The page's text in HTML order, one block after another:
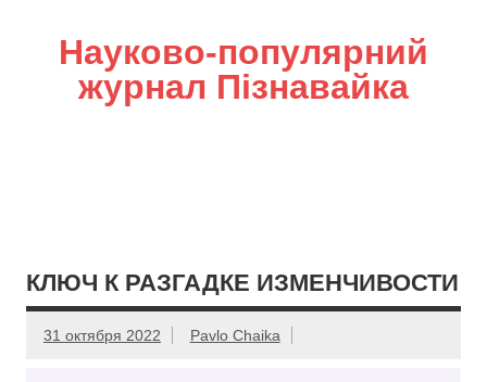
Науково-популярний
журнал Пізнавайка
КЛЮЧ К РАЗГАДКЕ ИЗМЕНЧИВОСТИ
31 октября 2022 Pavlo Chaika